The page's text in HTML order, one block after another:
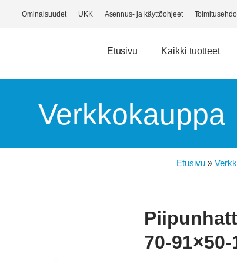
Ominaisuudet UKK Asennus- ja käyttöohjeet
Etusivu Kaikki tuotteet
Verkkokauppa
Etusivu »
70-